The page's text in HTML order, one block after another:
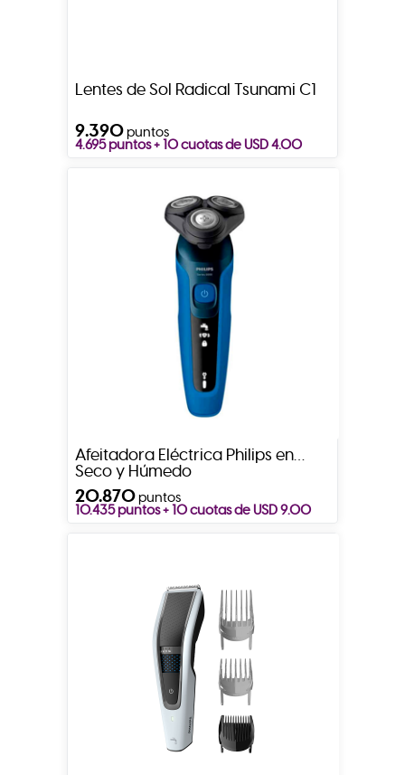
Lentes de Sol Radical Tsunami C1
9.390puntos
4.695 puntos + 10 cuotas de USD 4.00
Afeitadora Eléctrica Philips en
Seco y Húmedo
20.870puntos
10.435 puntos + 10 cuotas de USD 9.00